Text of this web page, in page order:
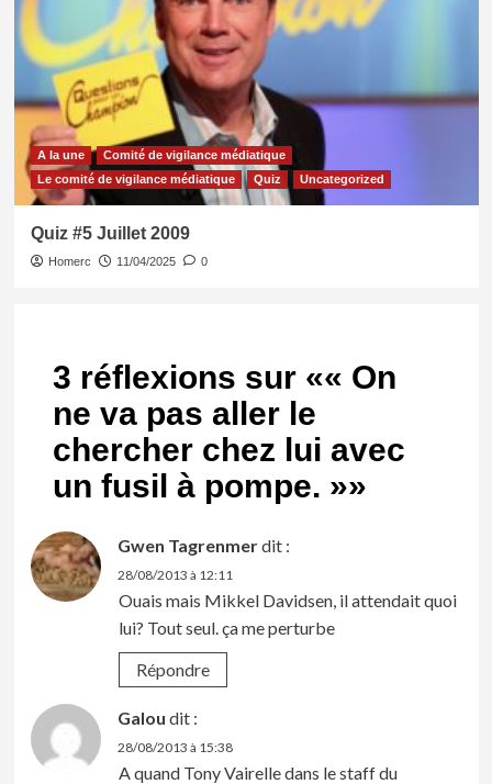
A la une
Comité de vigilance médiatique
Le comité de vigilance médiatique
Quiz Uncategorized
Quiz #5 Juillet 2009
Homerc 11/04/2025 0
3 réflexions sur «« On
ne va pas aller le
chercher chez lui avec
un fusil à pompe. »»
Gwen Tagrenmerdit :
28/08/2013 à 12:11
Ouais mais Mikkel Davidsen, il attendait quoi
lui? Tout seul. ça me perturbe
Répondre
Galou dit :
28/08/2013 à 15:38
A quand Tony Vairelle dans le staff du